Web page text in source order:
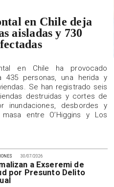
30/07/2026
a Exseremi de
por Presunto Delito
en Chile deja
aisladas y 730
en Chile ha provocado
435 personas, una herida y
Se han registrado seis
destruidas y cortes de
inundaciones, desbordes y
entre O’Higgins y Los